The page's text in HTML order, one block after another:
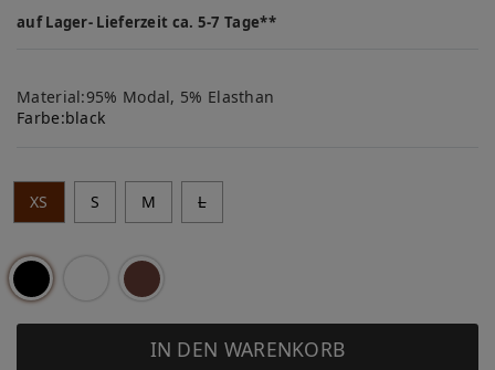
auf Lager- Lieferzeit ca. 5-7 Tage**
Material:95% Modal, 5% Elasthan
Farbe:black
XS S M L
IN DEN WARENKORB